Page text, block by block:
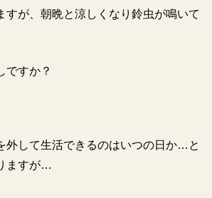
すが、朝晩と涼しくなり鈴虫が鳴いて
ですか？
外して生活できるのはいつの日か…と
ますが…